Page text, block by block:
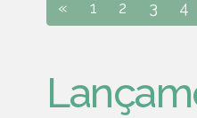
« 1 2 3 4